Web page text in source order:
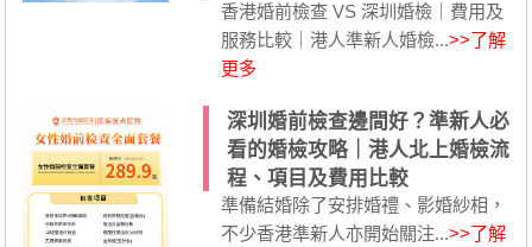
香港婚前檢查 VS 深圳婚檢｜費用及
服務比較｜港人準新人婚檢...>>了解
更多
深圳婚前檢查邊間好？準新人必
看的婚檢攻略｜港人北上婚檢流
程、項目及費用比較
準備結婚除了安排婚禮、影婚紗相，
不少香港準新人亦開始關注...>>了解